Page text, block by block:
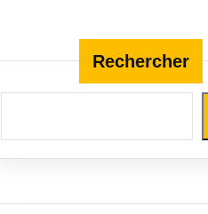
Rechercher